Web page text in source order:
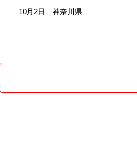
10月2日 神奈川県